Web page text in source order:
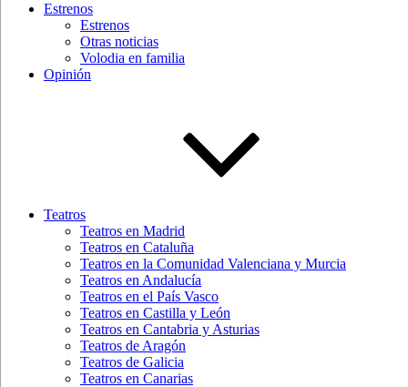
Estrenos
Estrenos
Otras noticias
Volodia en familia
Opinión
Teatros
Teatros en Madrid
Teatros en Cataluña
Teatros en la Comunidad Valenciana y Murcia
Teatros en Andalucía
Teatros en el País Vasco
Teatros en Castilla y León
Teatros en Cantabria y Asturias
Teatros de Aragón
Teatros de Galicia
Teatros en Canarias